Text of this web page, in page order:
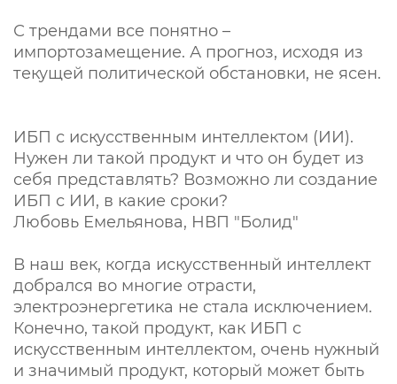
С трендами все понятно –
импортозамещение. А прогноз, исходя из
текущей политической обстановки, не ясен.
ИБП с искусственным интеллектом (ИИ).
Нужен ли такой продукт и что он будет из
себя представлять? Возможно ли создание
ИБП с ИИ, в какие сроки?
Любовь Емельянова, НВП "Болид"
В наш век, когда искусственный интеллект
добрался во многие отрасти,
электроэнергетика не стала исключением.
Конечно, такой продукт, как ИБП с
искусственным интеллектом, очень нужный
и значимый продукт, который может быть